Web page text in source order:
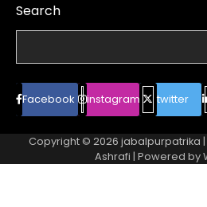
Search
Facebook instagram twitter
Copyright © 2026 jabalpurpatrika
Ashrafi | Powered by